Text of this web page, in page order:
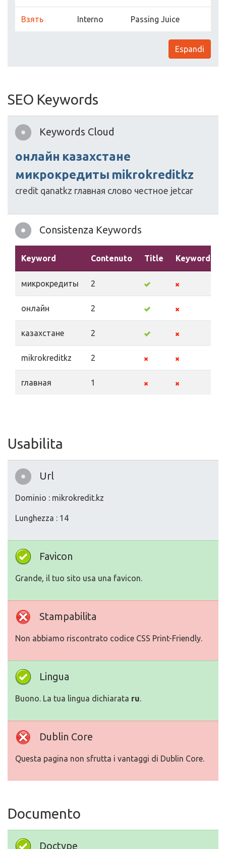
Взять Interno Passing Juice
Espandi
SEO Keywords
Keywords Cloud
онлайн казахстане
микрокредиты mikrokreditkz
credit qanatkz главная слово честное jetcar
Consistenza Keywords
Keyword Contenuto Title Keywords
микрокредиты 2
онлайн 2
казахстане 2
mikrokreditkz 2
главная 1
Usabilita
Url
Dominio : mikrokredit.kz
Lunghezza : 14
Favicon
Grande, il tuo sito usa una favicon.
Stampabilita
Non abbiamo riscontrato codice CSS Print-Friendly.
Lingua
Buono. La tua lingua dichiarata ru.
Dublin Core
Questa pagina non sfrutta i vantaggi di Dublin Core.
Documento
Doctype